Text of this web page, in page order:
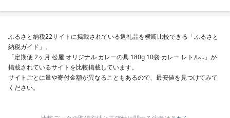
ふるさと納税22サイトに掲載されている返礼品を横断比較できる「ふるさと
納税ガイド」。
「定期便 2ヶ月 松屋 オリジナル カレーの具 180g 10袋 カレー レトル…」が
掲載されているサイトを比較掲載しています。
サイトごとに量や寄付金額が異なることもあるので、最安値を見つけてみて
ください。